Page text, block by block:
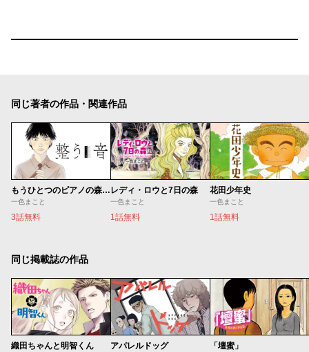
同じ著者の作品・関連作品
もうひとつのピアノの森 整う音
一色まこと
3話無料
レディ・ロウと7日の森
一色まこと
1話無料
花田少年史
一色まこと
1話無料
同じ掲載誌の作品
織田ちゃんと明智くん アパレルドッグ 「壇蜜」